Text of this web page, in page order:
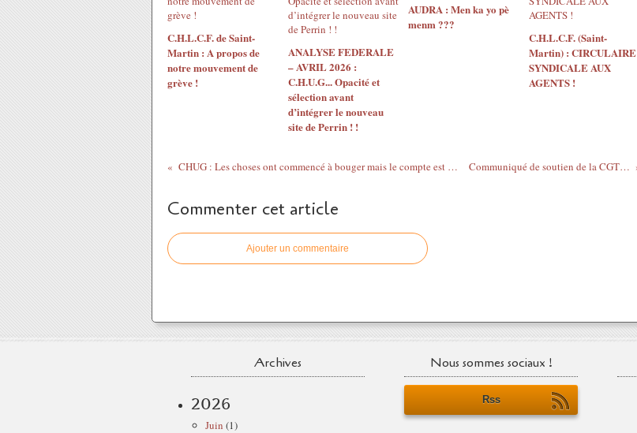
C.H.L.C.F. de Saint-
Martin : A propos de
notre mouvement de
grève !
ANALYSE FEDERALE
– AVRIL 2026 :
C.H.U.G... Opacité et
sélection avant
d’intégrer le nouveau
site de Perrin ! !
AUDRA : Men ka yo pè
menm ???
C.H.L.C.F. (Saint-
Martin) : CIRCULAIRE
SYNDICALE AUX
AGENTS !
CHUG : Les choses ont commencé à bouger mais le compte est encore loin ! Communiqué de soutien de la CGTM Santé
Commenter cet article
Ajouter un commentaire
Archives
2026
Juin (1)
Nous sommes sociaux !
Rss